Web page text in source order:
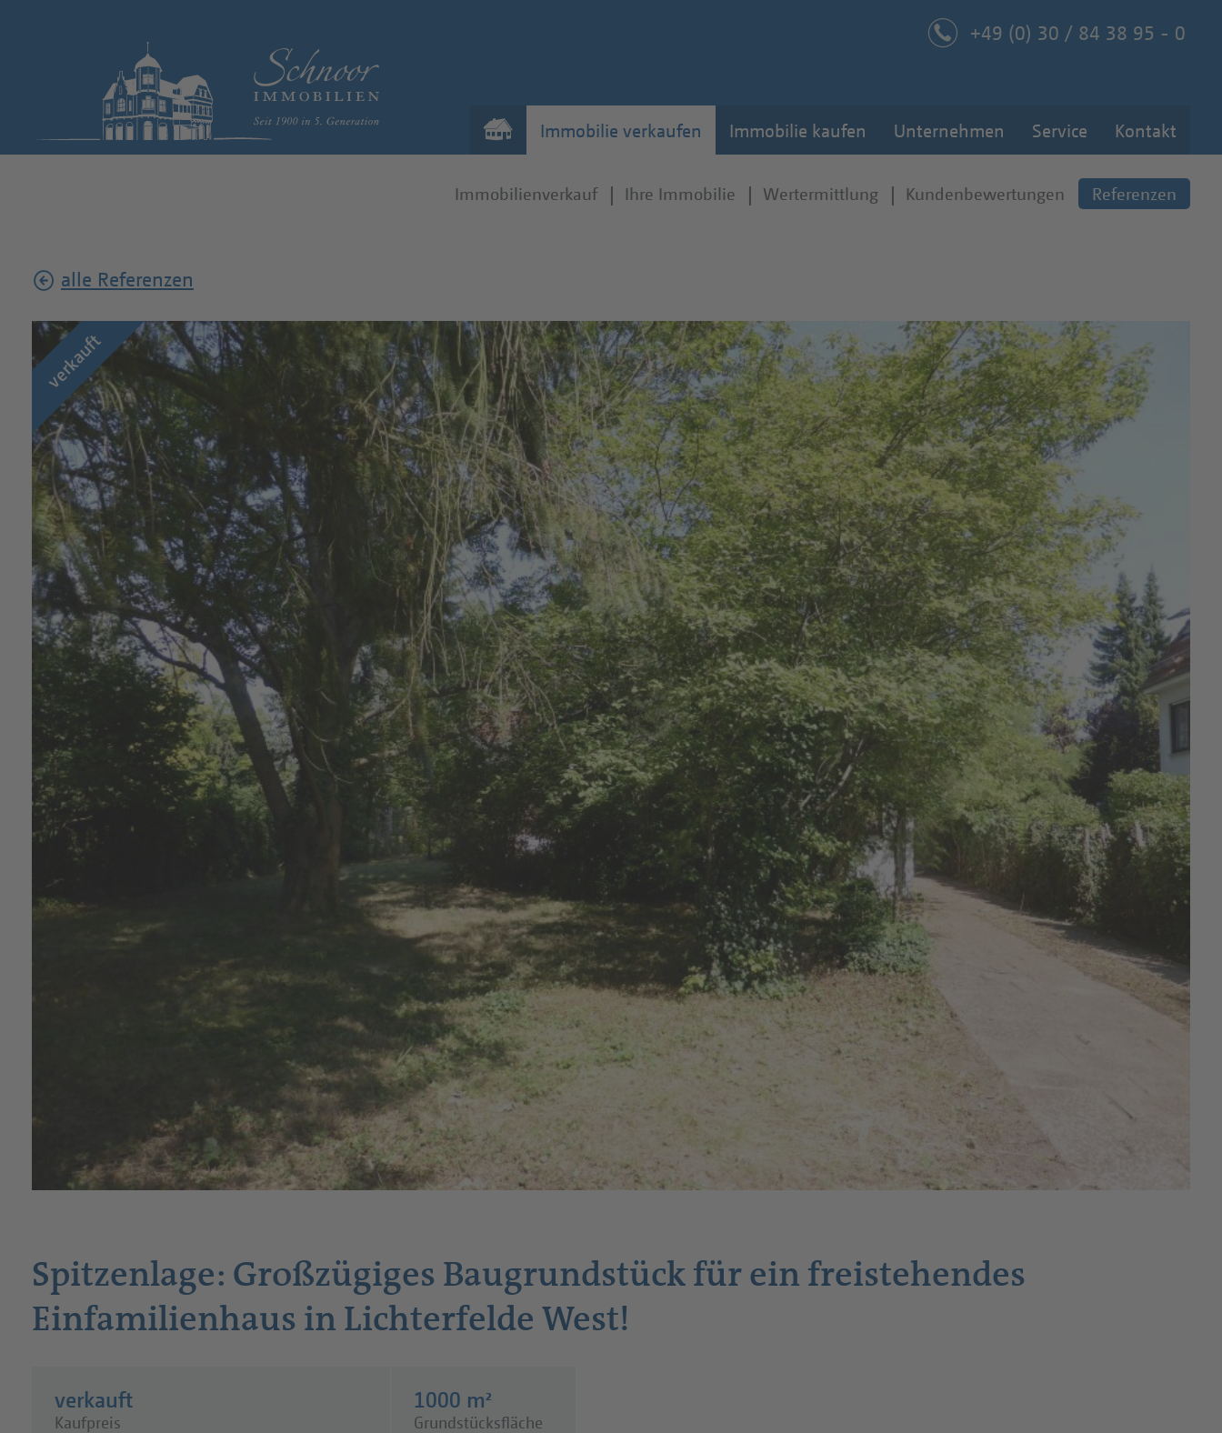
Immobilie verkaufen
Immobilienverkauf Ihre Immobilie Wertermittlung Kundenbewertungen Referenzen
Immobilie kaufen Unternehmen Service Kontakt
+49 (0) 30 / 84 38 95 - 0
alle Referenzen
verkauft
Spitzenlage: Großzügiges Baugrundstück für ein freistehendes
Einfamilienhaus in Lichterfelde West!
verkauft
Kaufpreis
1000 m²
Grundstücksfläche